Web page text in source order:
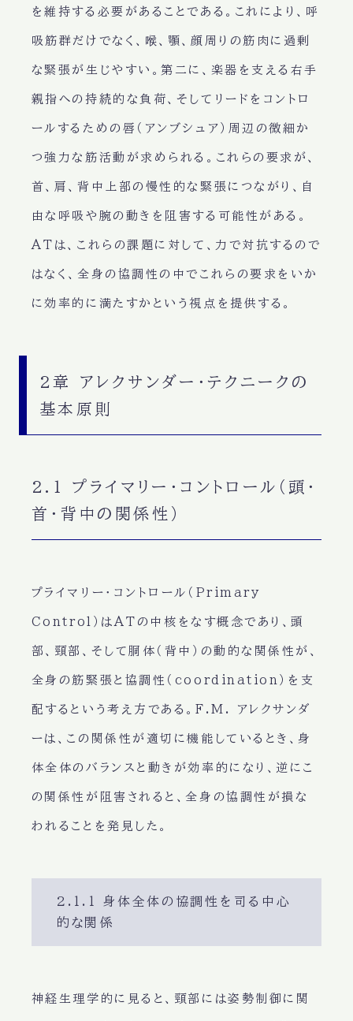
を維持する必要があることである。これにより、呼
吸筋群だけでなく、喉、顎、顔周りの筋肉に過剰
な緊張が生じやすい。第二に、楽器を支える右手
親指への持続的な負荷、そしてリードをコントロ
ールするための唇（アンブシュア）周辺の微細か
つ強力な筋活動が求められる。これらの要求が、
首、肩、背中上部の慢性的な緊張につながり、自
由な呼吸や腕の動きを阻害する可能性がある。
ATは、これらの課題に対して、力で対抗するので
はなく、全身の協調性の中でこれらの要求をいか
に効率的に満たすかという視点を提供する。
2章 アレクサンダー・テクニークの
基本原則
2.1 プライマリー・コントロール（頭・
首・背中の関係性）
プライマリー・コントロール（Primary
Control）はATの中核をなす概念であり、頭
部、頸部、そして胴体（背中）の動的な関係性が、
全身の筋緊張と協調性（coordination）を支
配するという考え方である。F.M. アレクサンダ
ーは、この関係性が適切に機能しているとき、身
体全体のバランスと動きが効率的になり、逆にこ
の関係性が阻害されると、全身の協調性が損な
われることを発見した。
2.1.1 身体全体の協調性を司る中心
的な関係
神経生理学的に見ると、頸部には姿勢制御に関